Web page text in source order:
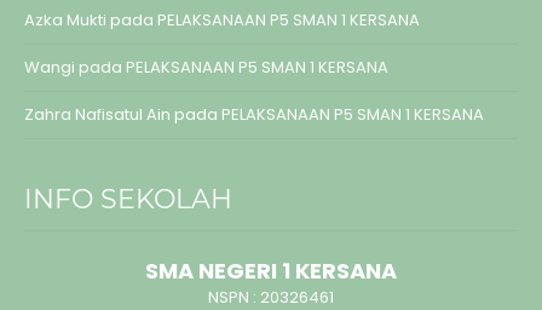
Azka Mukti pada PELAKSANAAN P5 SMAN 1 KERSANA
Wangi pada PELAKSANAAN P5 SMAN 1 KERSANA
Zahra Nafisatul Ain pada PELAKSANAAN P5 SMAN 1 KERSANA
INFO SEKOLAH
SMA NEGERI 1 KERSANA
NSPN : 20326461